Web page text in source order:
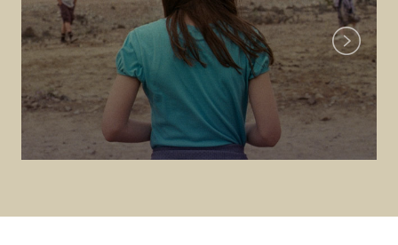
Next